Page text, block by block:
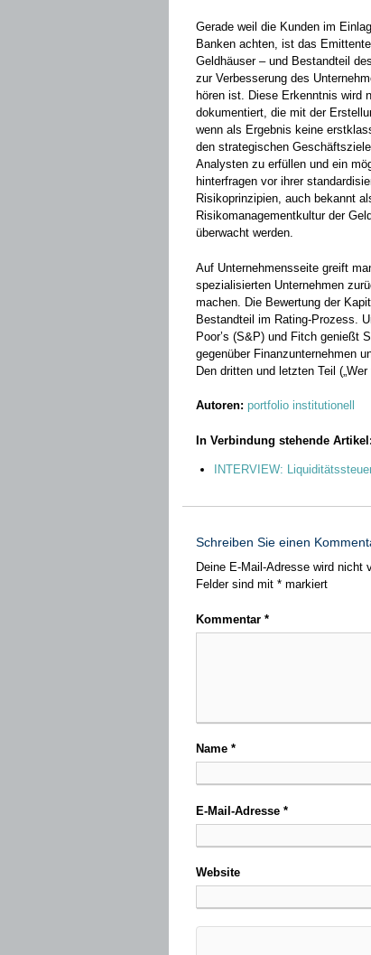
Gerade weil die Kunden im
Banken achten, ist das
Geldhäuser – und Bestandteil
zur Verbesserung des
hören ist. Diese Erkenntnis wird
dokumentiert, die mit der
wenn als Ergebnis keine
den strategischen
Analysten zu erfüllen und ein
hinterfragen vor ihrer
Risikoprinzipien, auch bekannt
Risikomanagementkultur der
­überwacht werden.
Auf Unternehmensseite greift
spezialisierten Unternehmen
machen. Die Bewertung der
Bestandteil im Rating-Prozess.
Poor’s (S&P) und Fitch genießt
gegenüber Finanz­unternehmen
Den dritten und letzten Teil
Autoren: portfolio institutionell
In Verbindung stehende Artikel:
INTERVIEW:
Schreiben Sie einen
Deine E-Mail-Adresse wird nicht
Felder sind mit * markiert
Kommentar *
Name *
E-Mail-Adresse *
Website